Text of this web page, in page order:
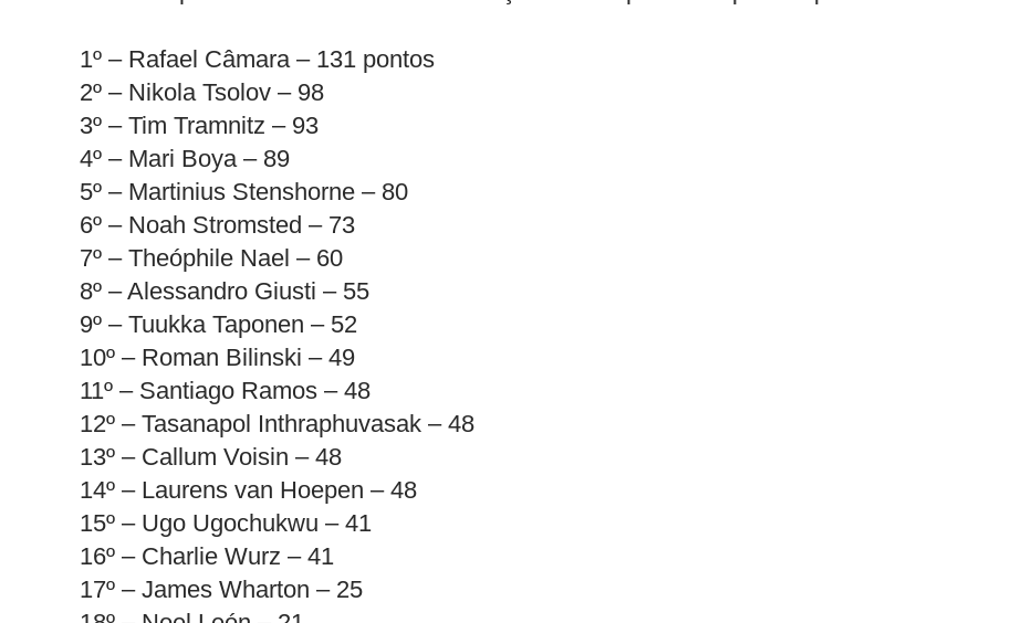
1º – Rafael Câmara – 131 pontos
2º – Nikola Tsolov – 98
3º – Tim Tramnitz – 93
4º – Mari Boya – 89
5º – Martinius Stenshorne – 80
6º – Noah Stromsted – 73
7º – Theóphile Nael – 60
8º – Alessandro Giusti – 55
9º – Tuukka Taponen – 52
10º – Roman Bilinski – 49
11º – Santiago Ramos – 48
12º – Tasanapol Inthraphuvasak – 48
13º – Callum Voisin – 48
14º – Laurens van Hoepen – 48
15º – Ugo Ugochukwu – 41
16º – Charlie Wurz – 41
17º – James Wharton – 25